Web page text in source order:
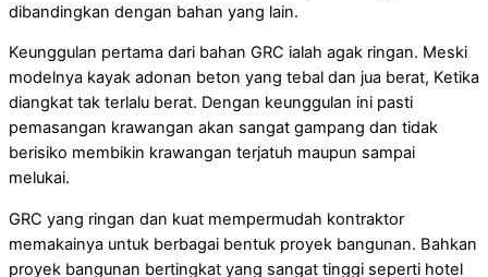
dibandingkan dengan bahan yang lain.
Keunggulan pertama dari bahan GRC ialah agak ringan. Meski
modelnya kayak adonan beton yang tebal dan jua berat, Ketika
diangkat tak terlalu berat. Dengan keunggulan ini pasti
pemasangan krawangan akan sangat gampang dan tidak
berisiko membikin krawangan terjatuh maupun sampai
melukai.
GRC yang ringan dan kuat mempermudah kontraktor
memakainya untuk berbagai bentuk proyek bangunan. Bahkan
proyek bangunan bertingkat yang sangat tinggi seperti hotel